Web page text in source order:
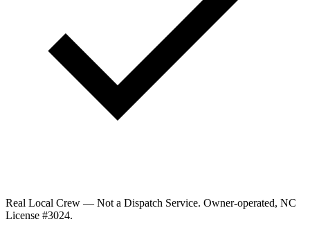
Real Local Crew — Not a Dispatch Service. Owner-operated, NC
License #3024.